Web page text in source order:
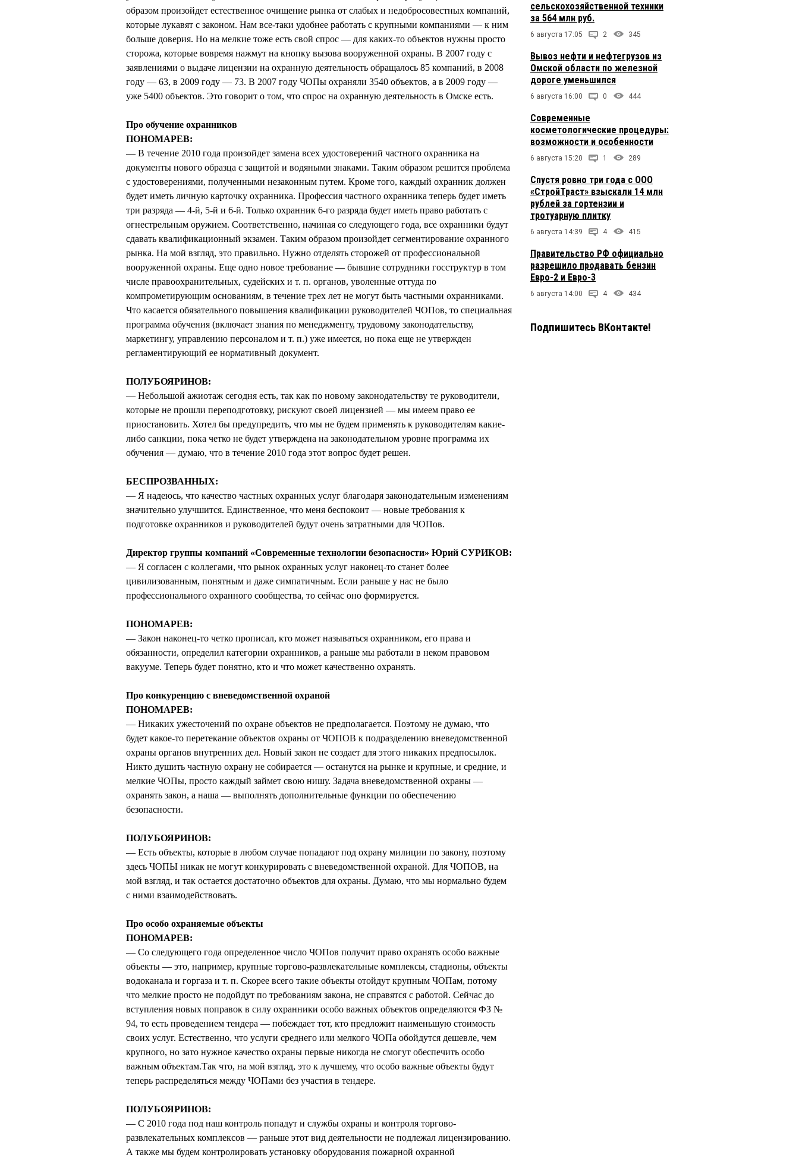
образом произойдет естественное очищение рынка от слабых и недобросовестных компаний,
которые лукавят с законом. Нам все-таки удобнее работать с крупными компаниями — к ним
больше доверия. Но на мелкие тоже есть свой спрос — для каких-то объектов нужны просто
сторожа, которые вовремя нажмут на кнопку вызова вооруженной охраны. В 2007 году с
заявлениями о выдаче лицензии на охранную деятельность обращалось 85 компаний, в 2008
году — 63, в 2009 году — 73. В 2007 году ЧОПы охраняли 3540 объектов, а в 2009 году —
уже 5400 объектов. Это говорит о том, что спрос на охранную деятельность в Омске есть.
Про обучение охранников
ПОНОМАРЕВ:
— В течение 2010 года произойдет замена всех удостоверений частного охранника на
документы нового образца с защитой и водяными знаками. Таким образом решится проблема
с удостоверениями, полученными незаконным путем. Кроме того, каждый охранник должен
будет иметь личную карточку охранника. Профессия частного охранника теперь будет иметь
три разряда — 4-й, 5-й и 6-й. Только охранник 6-го разряда будет иметь право работать с
огнестрельным оружием. Соответственно, начиная со следующего года, все охранники будут
сдавать квалификационный экзамен. Таким образом произойдет сегментирование охранного
рынка. На мой взгляд, это правильно. Нужно отделять сторожей от профессиональной
вооруженной охраны. Еще одно новое требование — бывшие сотрудники госструктур в том
числе правоохранительных, судейских и т. п. органов, уволенные оттуда по
компрометирующим основаниям, в течение трех лет не могут быть частными охранниками.
Что касается обязательного повышения квалификации руководителей ЧОПов, то специальная
программа обучения (включает знания по менеджменту, трудовому законодательству,
маркетингу, управлению персоналом и т. п.) уже имеется, но пока еще не утвержден
регламентирующий ее нормативный документ.
ПОЛУБОЯРИНОВ:
— Небольшой ажиотаж сегодня есть, так как по новому законодательству те руководители,
которые не прошли переподготовку, рискуют своей лицензией — мы имеем право ее
приостановить. Хотел бы предупредить, что мы не будем применять к руководителям какие-
либо санкции, пока четко не будет утверждена на законодательном уровне программа их
обучения — думаю, что в течение 2010 года этот вопрос будет решен.
БЕСПРОЗВАННЫХ:
— Я надеюсь, что качество частных охранных услуг благодаря законодательным изменениям
значительно улучшится. Единственное, что меня беспокоит — новые требования к
подготовке охранников и руководителей будут очень затратными для ЧОПов.
Директор группы компаний «Современные технологии безопасности» Юрий СУРИКОВ:
— Я согласен с коллегами, что рынок охранных услуг наконец-то станет более
цивилизованным, понятным и даже симпатичным. Если раньше у нас не было
профессионального охранного сообщества, то сейчас оно формируется.
ПОНОМАРЕВ:
— Закон наконец-то четко прописал, кто может называться охранником, его права и
обязанности, определил категории охранников, а раньше мы работали в неком правовом
вакууме. Теперь будет понятно, кто и что может качественно охранять.
Про конкуренцию с вневедомственной охраной
ПОНОМАРЕВ:
— Никаких ужесточений по охране объектов не предполагается. Поэтому не думаю, что
будет какое-то перетекание объектов охраны от ЧОПОВ к подразделению вневедомственной
охраны органов внутренних дел. Новый закон не создает для этого никаких предпосылок.
Никто душить частную охрану не собирается — останутся на рынке и крупные, и средние, и
мелкие ЧОПы, просто каждый займет свою нишу. Задача вневедомственной охраны —
охранять закон, а наша — выполнять дополнительные функции по обеспечению
безопасности.
ПОЛУБОЯРИНОВ:
— Есть объекты, которые в любом случае попадают под охрану милиции по закону, поэтому
здесь ЧОПЫ никак не могут конкурировать с вневедомственной охраной. Для ЧОПОВ, на
мой взгляд, и так остается достаточно объектов для охраны. Думаю, что мы нормально будем
с ними взаимодействовать.
Про особо охраняемые объекты
ПОНОМАРЕВ:
— Со следующего года определенное число ЧОПов получит право охранять особо важные
объекты — это, например, крупные торгово-развлекательные комплексы, стадионы, объекты
водоканала и горгаза и т. п. Скорее всего такие объекты отойдут крупным ЧОПам, потому
что мелкие просто не подойдут по требованиям закона, не справятся с работой. Сейчас до
вступления новых поправок в силу охранники особо важных объектов определяются ФЗ №
94, то есть проведением тендера — побеждает тот, кто предложит наименьшую стоимость
своих услуг. Естественно, что услуги среднего или мелкого ЧОПа обойдутся дешевле, чем
крупного, но зато нужное качество охраны первые никогда не смогут обеспечить особо
важным объектам.Так что, на мой взгляд, это к лучшему, что особо важные объекты будут
теперь распределяться между ЧОПами без участия в тендере.
ПОЛУБОЯРИНОВ:
— С 2010 года под наш контроль попадут и службы охраны и контроля торгово-
развлекательных комплексов — раньше этот вид деятельности не подлежал лицензированию.
А также мы будем контролировать установку оборудования пожарной охранной
сельскохозяйственной техники
за 564 млн руб.
6 августа 17:05 2 345
Вывоз нефти и нефтегрузов из
Омской области по железной
дороге уменьшился
6 августа 16:00 0 444
Современные
косметологические процедуры:
возможности и особенности
6 августа 15:20 1 289
Спустя ровно три года с ООО
«СтройТраст» взыскали 14 млн
рублей за гортензии и
тротуарную плитку
6 августа 14:39 4 415
Правительство РФ официально
разрешило продавать бензин
Евро-2 и Евро-3
6 августа 14:00 4 434
Подпишитесь ВКонтакте!